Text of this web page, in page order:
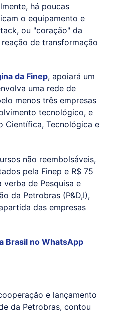
há poucas
o equipamento e
ou "coração" da
de transformação
da Finep, apoiará um
uma rede de
menos três empresas
tecnológico, e
Científica, Tecnológica e
não reembolsáveis,
pela Finep e R$ 75
verba de Pesquisa e
da Petrobras (P&D,I),
das empresas
Brasil no WhatsApp
e lançamento
da Petrobras, contou